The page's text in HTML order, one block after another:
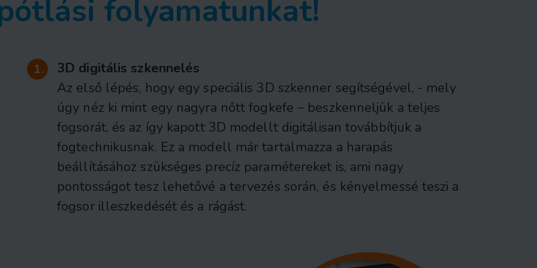
folyamatunkat!
3D digitális szkennelés
Az első lépés, hogy egy speciális 3D szkenner segítségével, - mely
úgy néz ki mint egy nagyra nőtt fogkefe – beszkenneljük a teljes
fogsorát, és az így kapott 3D modellt digitálisan továbbítjuk a
fogtechnikusnak. Ez a modell már tartalmazza a harapás
beállításához szükséges precíz paramétereket is, ami nagy
pontosságot tesz lehetővé a tervezés során, és kényelmessé teszi a
fogsor illeszkedését és a rágást.